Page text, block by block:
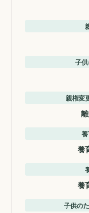
子
親権変
養
養
子供の